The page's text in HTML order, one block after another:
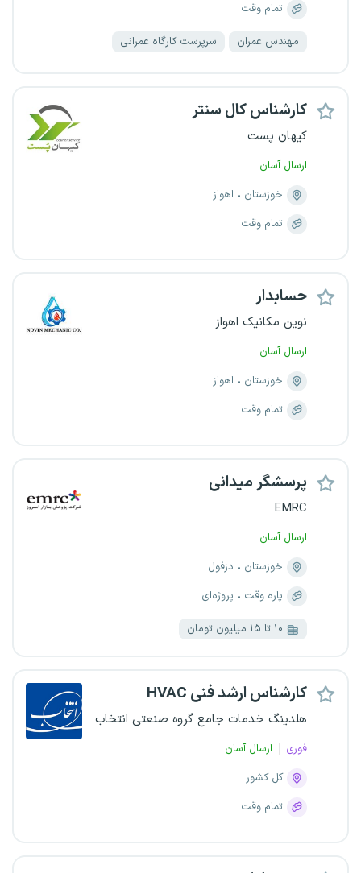
تمام وقت
مهندس عمران سرپرست کارگاه عمرانی
کارشناس کال سنتر
کیهان پست
ارسال آسان
خوزستان
اهواز
تمام وقت
حسابدار
نوین مکانیک اهواز
ارسال آسان
خوزستان
اهواز
تمام وقت
پرسشگر میدانی
EMRC
ارسال آسان
خوزستان
دزفول
پاره وقت
پروژه‌ای
۱۰ تا ۱۵ میلیون تومان
کارشناس ارشد فنی HVAC
هلدینگ خدمات جامع گروه صنعتی انتخاب
فوری
ارسال آسان
کل کشور
تمام وقت